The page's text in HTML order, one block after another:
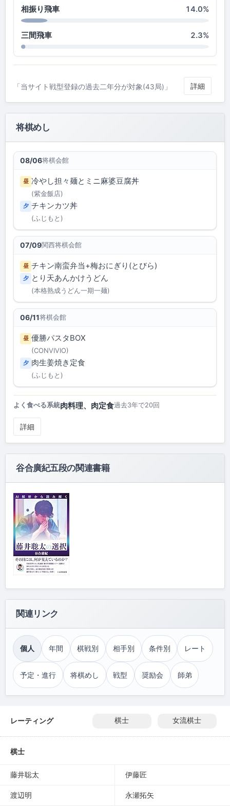
相振り飛車 14.0%
三間飛車 2.3%
「当サイト戦型登録の過去二年分が対象(43局)」 詳細
将棋めし
08/06将棋会館
昼 冷やし担々麺とミニ麻婆豆腐丼
(紫金飯店)
夕 チキンカツ丼
(ふじもと)
07/09関西将棋会館
昼 チキン南蛮弁当+梅おにぎり(とびら)
夕 とり天あんかけうどん
(本格熟成うどん一期一麺)
06/11将棋会館
昼 優勝パスタBOX
(CONVIVIO)
夕 肉生姜焼き定食
(ふじもと)
よく食べる系統肉料理、肉定食過去3年で20回
詳細
谷合廣紀五段の関連書籍
関連リンク
個人 年間 棋戦別 相手別 条件別 レート
予定・進行 将棋めし 戦型 奨励会 師弟
レーティング 棋士 女流棋士
棋士
藤井聡太 伊藤匠
渡辺明 永瀬拓矢